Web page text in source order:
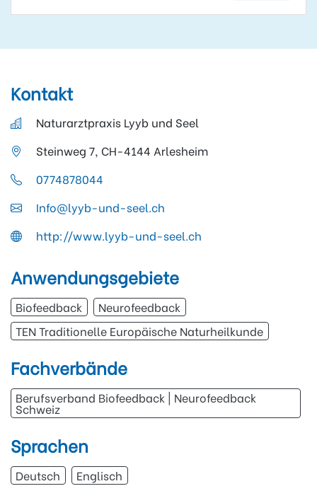
Kontakt
Naturarztpraxis Lyyb und Seel
Steinweg 7, CH-4144 Arlesheim
0774878044
Info@lyyb-und-seel.ch
http://www.lyyb-und-seel.ch
Anwendungsgebiete
Biofeedback
Neurofeedback
TEN Traditionelle Europäische Naturheilkunde
Fachverbände
Berufsverband Biofeedback | Neurofeedback
Schweiz
Sprachen
Deutsch Englisch